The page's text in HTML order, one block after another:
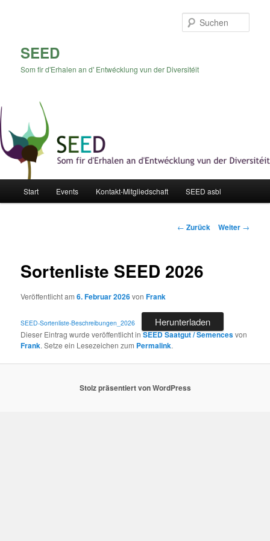
SEED
Som fir d'Erhalen an d' Entwécklung vun der Diversitéit
Start Events Kontakt-Mitgliedschaft SEED asbl
Beitrags-
← Zurück Weiter →
Sortenliste SEED 2026
Veröffentlicht am6. Februar 2026vonFrank
SEED-Sortenliste-Beschreibungen_2026 Herunterladen
Dieser Eintrag wurde veröffentlicht inSEED Saatgut / Semencesvon
Frank. Setze ein Lesezeichen zum Permalink.
Stolz präsentiert von WordPress